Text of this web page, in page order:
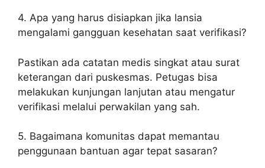
4. Apa yang harus disiapkan jika lansia
mengalami gangguan kesehatan saat verifikasi?
Pastikan ada catatan medis singkat atau surat
keterangan dari puskesmas. Petugas bisa
melakukan kunjungan lanjutan atau mengatur
verifikasi melalui perwakilan yang sah.
5. Bagaimana komunitas dapat memantau
penggunaan bantuan agar tepat sasaran?